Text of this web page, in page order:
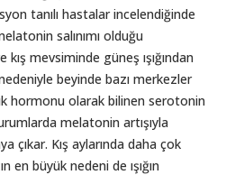
tanılı hastalar incelendiğinde
salınımı olduğu
mevsiminde güneş ışığından
beyinde bazı merkezler
hormonu olarak bilinen serotonin
melatonin artışıyla
çıkar. Kış aylarında daha çok
en büyük nedeni de ışığın